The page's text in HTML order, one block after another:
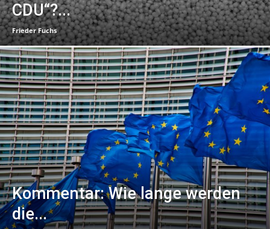
CDU“?...
Frieder Fuchs
Kommentar: Wie lange werden
die...